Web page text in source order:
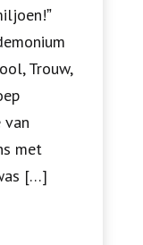
Trouw,
van
met
[…]